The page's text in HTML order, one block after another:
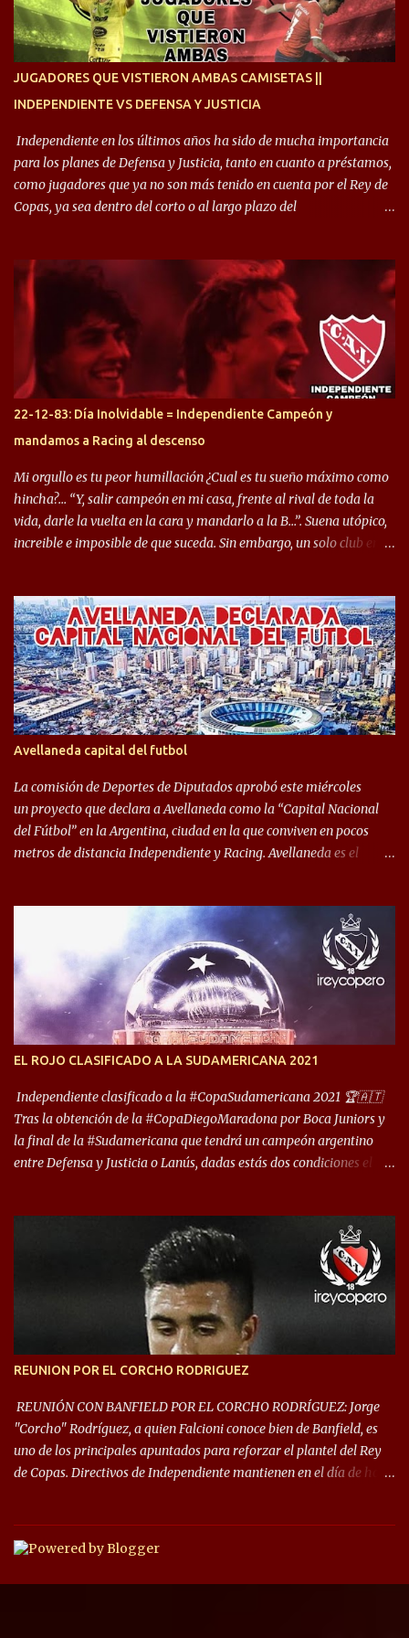
resultado. Es nuestro segundo partido, en la pretemporada nos
enfocamos en la preparación física. El grupo está encontrando la
JUGADORES QUE VISTIERON AMBAS CAMISETAS ||
INDEPENDIENTE VS DEFENSA Y JUSTICIA
Independiente en los últimos años ha sido de mucha importancia
para los planes de Defensa y Justicia, tanto en cuanto a préstamos,
como jugadores que ya no son más tenido en cuenta por el Rey de
Copas, ya sea dentro del corto o al largo plazo del
Halcón de Varela, como lo es Brian Romero, quien paso a
préstamo allí durante el último mercado de pases y ha rendido de
gran manera, convirtiendo goles importantes, sobre todo en la
copa sudamericana. Pero no sucedió lo mismo en cuanto al
rendimiento que ha producido en el Rojo. Pasando a jugadores que
jugaron en Defensa y ahora están en el rojo, tenemos a la dupla
Gastón Togni y Domingo Blanco, donde ambos explotaron
futbolísticamente hablando en el equipo de Varela, donde, por
ejemplo, el caso de Mingo llego a ser tenido en cuenta para el
Seleccionado Argentino, rendimiento que aún no ha logrado
mostrar en Independiente. En e...
22-12-83: Día Inolvidable = Independiente Campeón y
mandamos a Racing al descenso
Mi orgullo es tu peor humillación ¿Cual es tu sueño máximo como
hincha?… “Y, salir campeón en mi casa, frente al rival de toda la
vida, darle la vuelta en la cara y mandarlo a la B…”. Suena utópico,
increible e imposible de que suceda. Sin embargo, un solo club en el
campeonato del '83 año consagratorio para el Rojo y, por el otro, el
haber mandado al descenso a su eterno rival. 22 de diciembre de
1983 es una fecha que pocos hinchas de Independiente pueden
dejar en el olvido. Es que ese día, el "Rojo" derrotó a Racing por 2 a
0, se consagró campeón y, además, mandó al descenso a su eterno
rival. El clásico de Avellaneda marcó el epílogo del campeonato,
algo totalmente inusual para estas épocas, donde la violencia no
permite encuentros de riesgo sobre el final de los torneos. En la
década del ochenta y con una democracia flo...
Avellaneda capital del futbol
La comisión de Deportes de Diputados aprobó este miércoles
un proyecto que declara a Avellaneda como la “Capital Nacional
del Fútbol” en la Argentina, ciudad en la que conviven en pocos
metros de distancia Independiente y Racing. Avellaneda es el
Libertadores de América) los distancian solo 150 metros. Por ello
son protagonistas de un clásico de los más picantes del fútbol
argentino. De ella también forma parte Arsenal, equipo que
transitó por la primera división del fútbol local durante muchos
años. Dock Sud es otro de los que comparten esas tierras, aunque el
foco de atención es la convivencia Independiente - Racing. “No
deporte”, afirmó Facundo Moyano. “Creo que Avellaneda...
EL ROJO CLASIFICADO A LA SUDAMERICANA 2021
Independiente clasificado a la #CopaSudamericana 2021 🏆🇦🇹
Tras la obtención de la #CopaDiegoMaradona por Boca Juniors y
la final de la #Sudamericana que tendrá un campeón argentino
entre Defensa y Justicia o Lanús, dadas estás dos condiciones el
que iniciará en fase de grupos con 6 partidos, de los cuales sólo los
primeros de cada grupo jugarán los 8vos. con los 3ros. mejores de
las fases de grupos de la #CopaLibertadores 2021. ¡Este año hay
noche de Copas Rey! ⚽🇦🇹👑🏆.
REUNION POR EL CORCHO RODRIGUEZ
REUNIÓN CON BANFIELD POR EL CORCHO RODRÍGUEZ: Jorge
"Corcho" Rodríguez, a quien Falcioni conoce bien de Banfield, es
uno de los principales apuntados para reforzar el plantel del Rey
de Copas. Directivos de Independiente mantienen en el día de hoy
préstamo con opción de compra pero, por lo que se sabe, Banfield
busca vender al menos el 50% del pase por una cifra cercana a los
1,5 millones de dólares. El volante central titular del Banfield y